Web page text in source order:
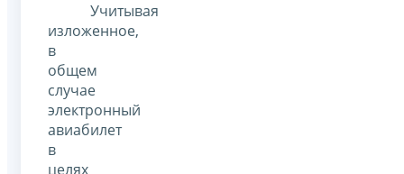
Учитывая
изложенное,
в
общем
случае
электронный
авиабилет
в
целях